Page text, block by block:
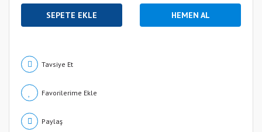
SEPETE EKLE HEMEN AL
Tavsiye Et
Paylaş